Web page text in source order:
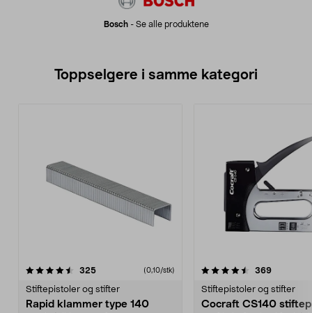
Bosch- Se alle produktene
Toppselgere i samme kategori
325anmeldelser(0,10/stk)
Stiftepistoler og stifter
Rapid klammer type 140
4.5 av 5 stjerner 369
Stiftepistoler og stifter
Cocraft CS140
4.5 av 5 stjerner